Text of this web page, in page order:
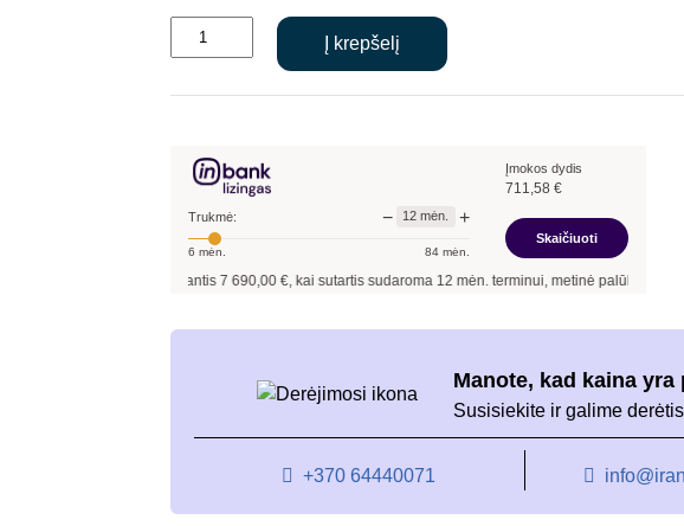
produkto
kiekis:
monoblokas
Therma
HM161MR
16,0/16,0kW
Į krepšelį
Trukmė: − 12 mėn. +
6 mėn. 84mėn.
Įmokos dydis
711,58 €
Skaičiuoti
€, kai sutartis sudaroma12mėn. terminui, metinė palūkanų norma –
Manote, kad kaina yra
Susisiekite ir galime
+370 64440071